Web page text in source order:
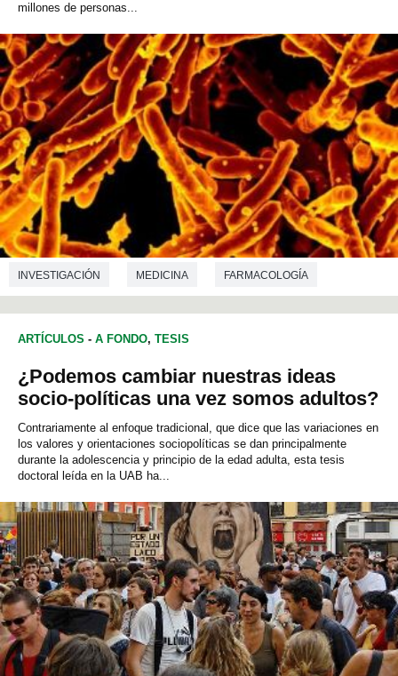
millones de personas...
INVESTIGACIÓN MEDICINA FARMACOLOGÍA
ARTÍCULOS - A FONDO, TESIS
¿Podemos cambiar nuestras ideas
socio-políticas una vez somos adultos?
Contrariamente al enfoque tradicional, que dice que las variaciones en
los valores y orientaciones sociopolíticas se dan principalmente
durante la adolescencia y principio de la edad adulta, esta tesis
doctoral leída en la UAB ha...